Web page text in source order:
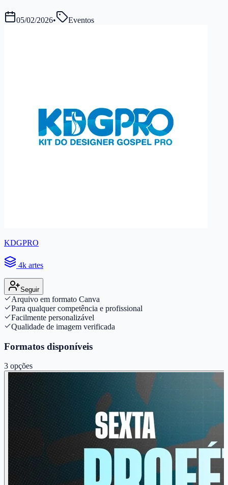
05/02/2026• Eventos
KDGPRO
4k artes
Seguir
Arquivo em formato Canva
Para qualquer competência e profissional
Facilmente personalizável
Qualidade de imagem verificada
Formatos disponíveis
3 opções